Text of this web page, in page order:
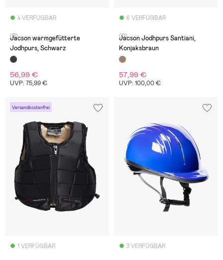
4 VERFÜGBAR
(2)
Jacson warmgefütterte
Jodhpurs, Schwarz
56,99 €
UVP: 75,99 €
6 VERFÜGBAR
(0)
Jacson Jodhpurs Santiani,
Konjaksbraun
57,99 €
UVP: 100,00 €
Versandkostenfrei
1 VERFÜGBAR 3 VERFÜGBAR